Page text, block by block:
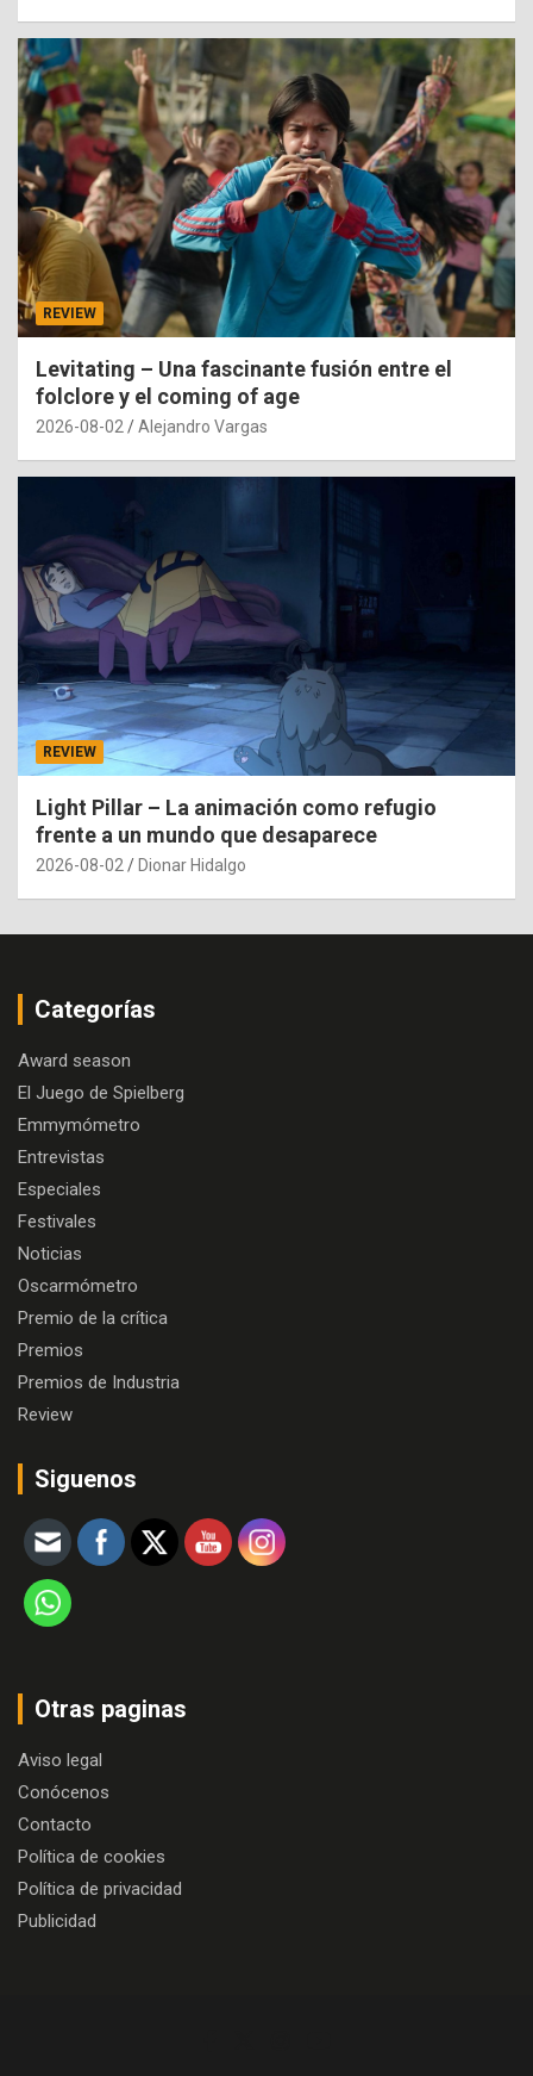
REVIEW
Levitating – Una fascinante fusión entre el
folclore y el coming of age
2026-08-02 Alejandro Vargas
REVIEW
Light Pillar – La animación como refugio
frente a un mundo que desaparece
2026-08-02 Dionar Hidalgo
Categorías
Award season
El Juego de Spielberg
Emmymómetro
Entrevistas
Especiales
Festivales
Noticias
Oscarmómetro
Premio de la crítica
Premios
Premios de Industria
Review
Siguenos
Otras paginas
Aviso legal
Conócenos
Contacto
Política de cookies
Política de privacidad
Publicidad